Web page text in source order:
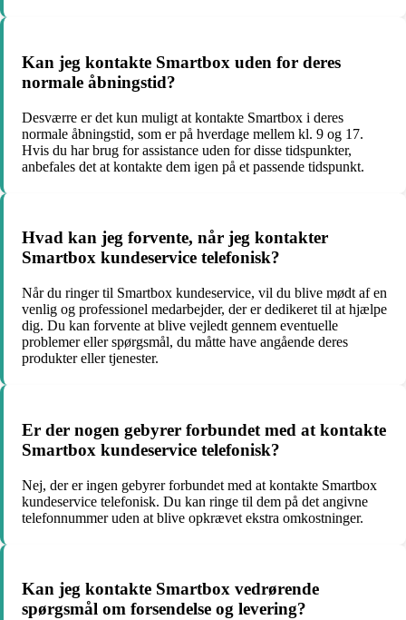
Kan jeg kontakte Smartbox uden for deres
normale åbningstid?
Desværre er det kun muligt at kontakte Smartbox i deres
normale åbningstid, som er på hverdage mellem kl. 9 og 17.
Hvis du har brug for assistance uden for disse tidspunkter,
anbefales det at kontakte dem igen på et passende tidspunkt.
Hvad kan jeg forvente, når jeg kontakter
Smartbox kundeservice telefonisk?
Når du ringer til Smartbox kundeservice, vil du blive mødt af en
venlig og professionel medarbejder, der er dedikeret til at hjælpe
dig. Du kan forvente at blive vejledt gennem eventuelle
problemer eller spørgsmål, du måtte have angående deres
produkter eller tjenester.
Er der nogen gebyrer forbundet med at kontakte
Smartbox kundeservice telefonisk?
Nej, der er ingen gebyrer forbundet med at kontakte Smartbox
kundeservice telefonisk. Du kan ringe til dem på det angivne
telefonnummer uden at blive opkrævet ekstra omkostninger.
Kan jeg kontakte Smartbox vedrørende
spørgsmål om forsendelse og levering?